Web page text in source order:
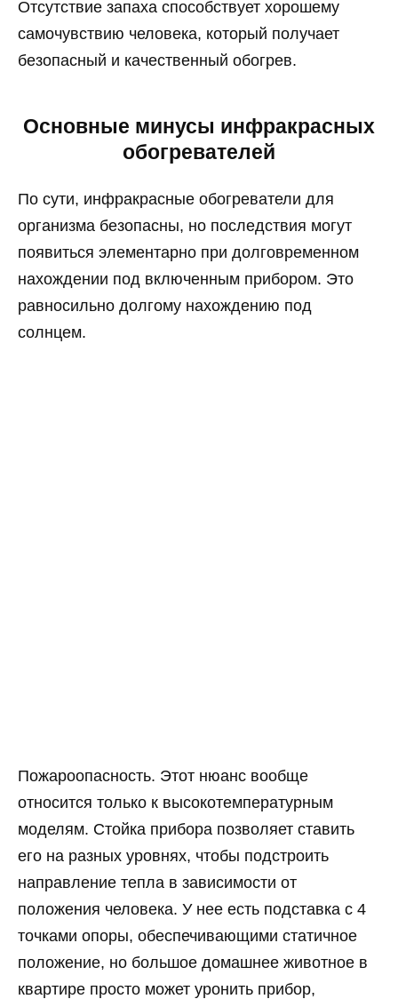
Отсутствие запаха способствует хорошему
самочувствию человека, который получает
безопасный и качественный обогрев.
Основные минусы инфракрасных
обогревателей
По сути, инфракрасные обогреватели для
организма безопасны, но последствия могут
появиться элементарно при долговременном
нахождении под включенным прибором. Это
равносильно долгому нахождению под
солнцем.
Пожароопасность. Этот нюанс вообще
относится только к высокотемпературным
моделям. Стойка прибора позволяет ставить
его на разных уровнях, чтобы подстроить
направление тепла в зависимости от
положения человека. У нее есть подставка с 4
точками опоры, обеспечивающими статичное
положение, но большое домашнее животное в
квартире просто может уронить прибор,